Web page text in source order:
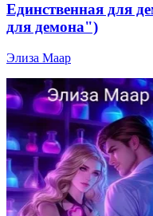
Единственная для
для демона")
Элиза Маар